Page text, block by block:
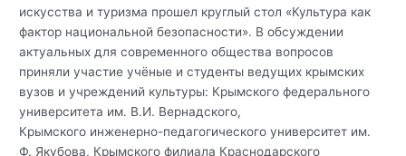
искусства и туризма прошел круглый стол «Культура как
фактор национальной безопасности». В обсуждении
актуальных для современного общества вопросов
приняли участие учёные и студенты ведущих крымских
вузов и учреждений культуры: Крымского федерального
университета им. В.И. Вернадского,
Крымского инженерно-педагогического университет им.
Ф. Якубова, Крымского филиала Краснодарского